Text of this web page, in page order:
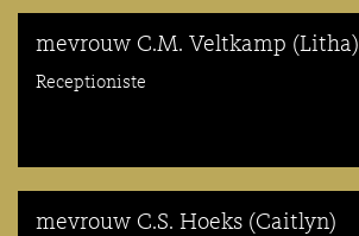
mevrouw C.M. Veltkamp (Litha)
Receptioniste
mevrouw C.S. Hoeks (Caitlyn)